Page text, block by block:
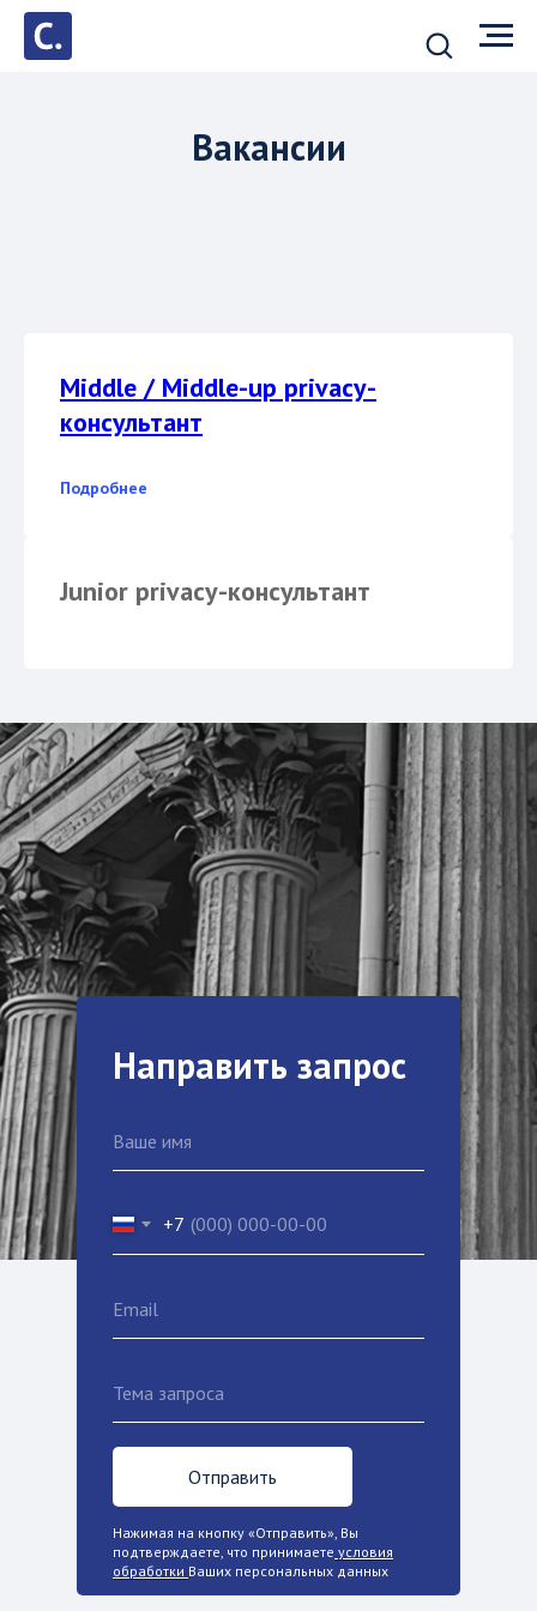
Вакансии
Middle / Middle-up privacy-
консультант
Подробнее
Junior privacy-консультант
Нажимая на кнопку «Отправить», Вы
подтверждаете, что принимаете условия
обработки Ваших персональных данных
Направить запрос
+7
Отправить